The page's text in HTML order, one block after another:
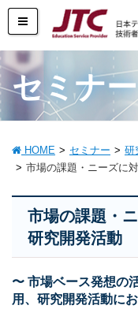
セミナー
HOME セミナー
研
市場の課題・ニーズに
市場の課題・
研究開発活動
〜 市場ベース発想の
用、研究開発活動に